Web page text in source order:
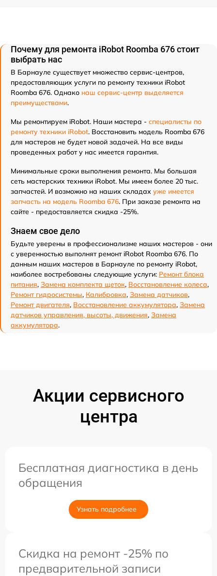
Почему для ремонта iRobot Roomba 676 стоит
выбрать нас
В Барнауле существует множество сервис-центров,
предоставляющих услуги по ремонту техники iRobot
Roomba 676. Однако наш сервис-центр выделяется
преимуществами.
Мы ремонтируем iRobot. Наши мастера - специалисты по
ремонту техники iRobot. Восстановить модель Roomba 676
для мастеров не будет новой задачей. На все виды
проведенных работ у нас имеется гарантия.
Минимальные сроки выполнения ремонта. Мы большая
сеть мастерских техники iRobot. Мы имеем более 20 тыс.
запчастей. И возможно на наших складах уже имеется
запчасть на модель Roomba 676. При заказе ремонта на
сайте - предоставляется скидка -25%.
Знаем свое дело
Будьте уверены в профессионализме наших мастеров - они
с уверенностью выполнят ремонт iRobot Roomba 676. По
данным наших мастеров в Барнауле по ремонту iRobot,
наиболее востребованы следующие услуги: Ремонт блока
питания, Замена комплекта щеток, Восстановление колеса,
Ремонт гидросистемы, Калибровка, Замена датчиков,
Ремонт двигателя, Восстановление аккумулятора, Замена
датчиков управления, высоты, движения, Замена
аккумулятора.
Акции сервисного
центра
Бесплатная диагностика в день
обращения
Узнать подробнее
Скидка на ремонт -25% по
предварительной записи